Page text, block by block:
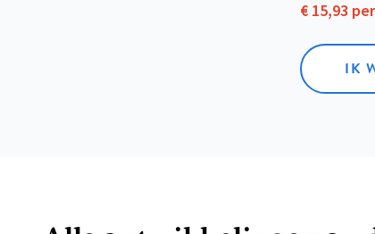
€ 15,93
IK